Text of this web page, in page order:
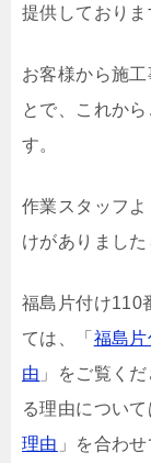
提供しておりま
お客様から施
とで、これか
す。
作業スタッフ
けがありまし
福島片付け110
ては、「 福島
由 」をご覧く
る理由について
理由 」を合わ